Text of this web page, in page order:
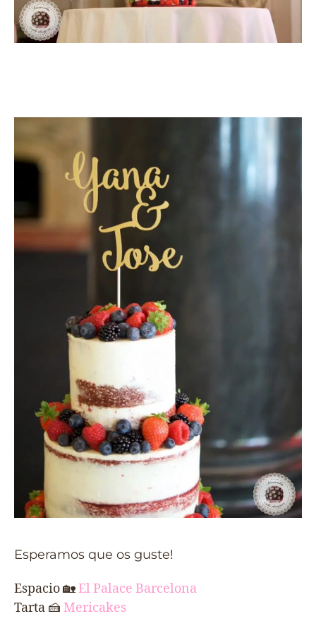
Esperamos que os guste!
Espacio🏡El Palace Barcelona
Tarta 🍰 Mericakes